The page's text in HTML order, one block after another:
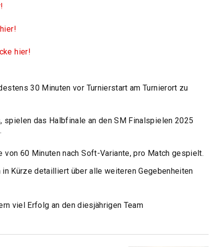
hier!
30 Minuten vor Turnierstart am Turnierort zu
spielen das Halbfinale an den SM Finalspielen 2025
60 Minuten nach Soft-Variante, pro Match gespielt.
Kürze detailliert über alle weiteren Gegebenheiten
viel Erfolg an den diesjährigen Team